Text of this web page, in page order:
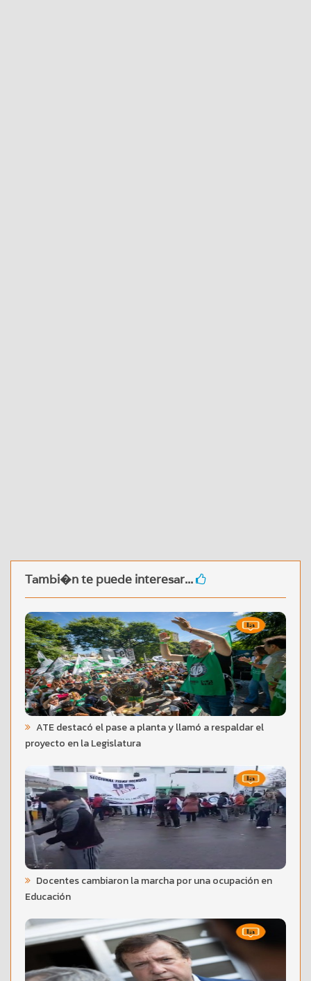
Tambi�n te puede interesar...
ATE destacó el pase a planta y llamó a respaldar el
proyecto en la Legislatura
Docentes cambiaron la marcha por una ocupación en
Educación